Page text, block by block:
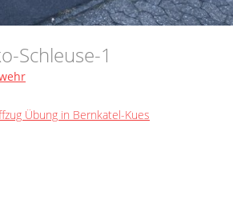
Schleuse-1
Übung in Bernkatel-Kues